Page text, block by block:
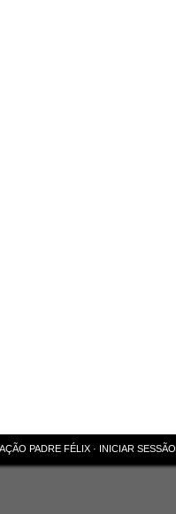
PADRE FÉLIX · INICIAR SESSÃO